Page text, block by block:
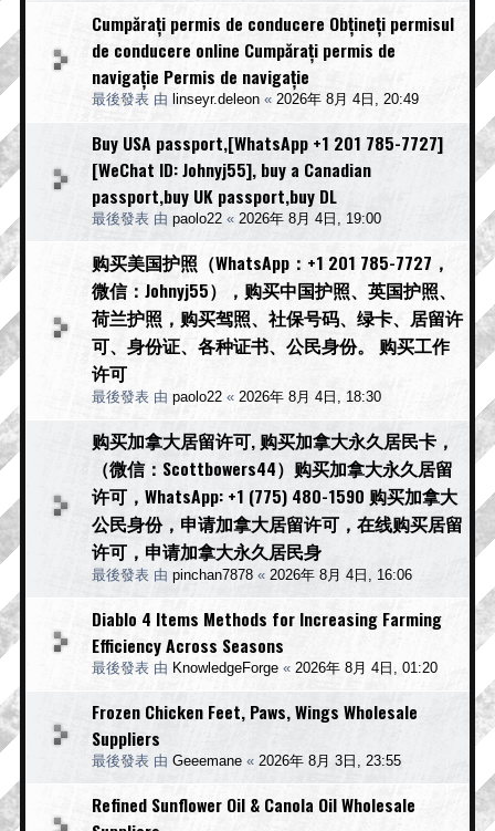
Cumpărați permis de conducere Obțineți permisul
de conducere online Cumpărați permis de
navigație Permis de navigație
最後發表 由 linseyr.deleon « 2026年 8月 4日, 20:49
Buy USA passport,[WhatsApp +1 201 785-7727]
[WeChat ID: Johnyj55], buy a Canadian
passport,buy UK passport,buy DL
最後發表 由 paolo22 « 2026年 8月 4日, 19:00
购买美国护照（WhatsApp：+1 201 785-7727，
微信：Johnyj55），购买中国护照、英国护照、
荷兰护照，购买驾照、社保号码、绿卡、居留许
可、身份证、各种证书、公民身份。 购买工作
许可
最後發表 由 paolo22 « 2026年 8月 4日, 18:30
购买加拿大居留许可, 购买加拿大永久居民卡，
（微信：Scottbowers44）购买加拿大永久居留
许可，WhatsApp: +1 (775) 480-1590 购买加拿大
公民身份，申请加拿大居留许可，在线购买居留
许可，申请加拿大永久居民身
最後發表 由 pinchan7878 « 2026年 8月 4日, 16:06
Diablo 4 Items Methods for Increasing Farming
Efficiency Across Seasons
最後發表 由 KnowledgeForge « 2026年 8月 4日, 01:20
Frozen Chicken Feet, Paws, Wings Wholesale
Suppliers
最後發表 由 Geeemane « 2026年 8月 3日, 23:55
Refined Sunflower Oil & Canola Oil Wholesale